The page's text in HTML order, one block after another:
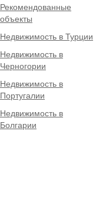
Рекомендованные
объекты
Недвижимость в Турции
Недвижимость в
Черногории
Недвижимость в
Португалии
Недвижимость в
Болгарии